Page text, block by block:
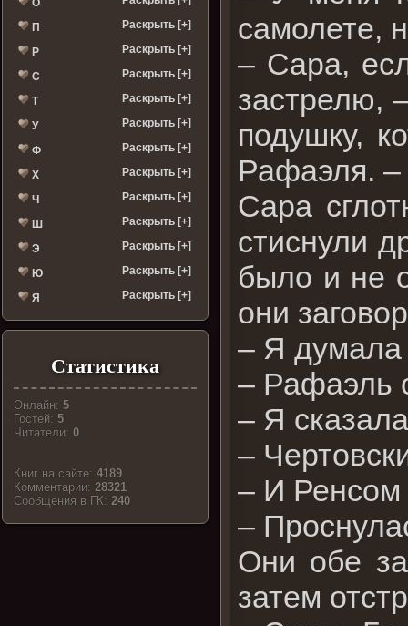
П Раскрыть [+]
Р Раскрыть [+]
С Раскрыть [+]
Т Раскрыть [+]
У Раскрыть [+]
Ф Раскрыть [+]
Х Раскрыть [+]
Ч Раскрыть [+]
Ш Раскрыть [+]
Э Раскрыть [+]
Ю Раскрыть [+]
Я Раскрыть [+]
Статистика
Онлайн: 5
Гостей: 5
Читатели:0
Книг на сайте:4189
Комментарии:28321
Cообщения в ГК:240
самолете,
– Сара,
застрелю,
подушку,
Рафаэля. –
Сара
стиснули
было и не
они
– Я думала
– Рафаэль
– Я
–
– И Ренсом
–
Они обе
затем